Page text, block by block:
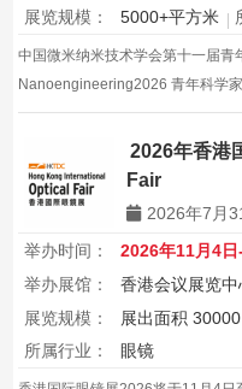
展览规模：
5000+平方米
中国微米纳米技术学会第十一届
Nanoengineering2026 青年科学
2026年香港
Fair
2026年7月
举办时间：
2026年11月4日
举办展馆：
香港会议展览中
展览规模：
展出面积
所属行业：
眼镜